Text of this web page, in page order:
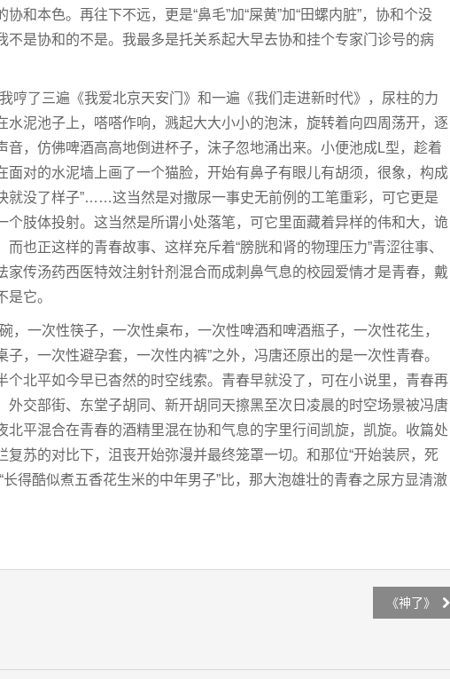
和本色。再往下不远，更是“鼻毛”加“屎黄”加“田螺内脏”，协和个没
不是协和的不是。我最多是托关系起大早去协和挂个专家门诊号的病
哼了三遍《我爱北京天安门》和一遍《我们走进新时代》，尿柱的力
水泥池子上，嗒嗒作响，溅起大大小小的泡沫，旋转着向四周荡开，逐
音，仿佛啤酒高高地倒进杯子，沫子忽地涌出来。小便池成L型，趁着
面对的水泥墙上画了一个猫脸，开始有鼻子有眼儿有胡须，很象，构成
就没了样子”……这当然是对撒尿一事史无前例的工笔重彩，可它更是
个肢体投射。这当然是所谓小处落笔，可它里面藏着异样的伟和大，诡
也正这样的青春故事、这样充斥着“膀胱和肾的物理压力”青涩往事、
家传汤药西医特效注射针剂混合而成刺鼻气息的校园爱情才是青春，戴
它。
，一次性筷子，一次性桌布，一次性啤酒和啤酒瓶子，一次性花生，
子，一次性避孕套，一次性内裤”之外，冯唐还原出的是一次性青春。
个北平如今早已杳然的时空线索。青春早就没了，可在小说里，青春再
交部街、东堂子胡同、新开胡同天擦黑至次日凌晨的时空场景被冯唐
北平混合在青春的酒精里混在协和气息的字里行间凯旋，凯旋。收篇处
复苏的对比下，沮丧开始弥漫并最终笼罩一切。和那位“开始装屄，死
长得酷似煮五香花生米的中年男子”比，那大泡雄壮的青春之尿方显清澈
《神了》